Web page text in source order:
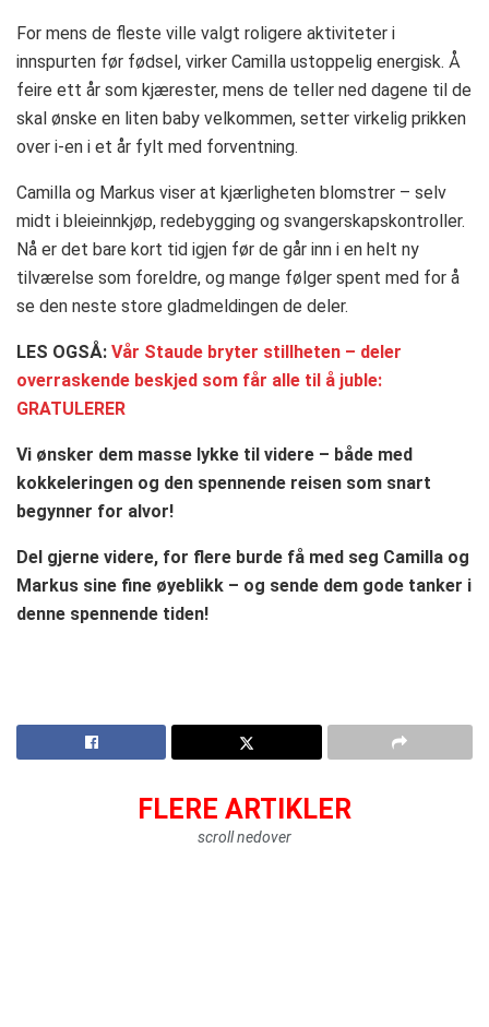
For mens de fleste ville valgt roligere aktiviteter i
innspurten før fødsel, virker Camilla ustoppelig energisk. Å
feire ett år som kjærester, mens de teller ned dagene til de
skal ønske en liten baby velkommen, setter virkelig prikken
over i-en i et år fylt med forventning.
Camilla og Markus viser at kjærligheten blomstrer – selv
midt i bleieinnkjøp, redebygging og svangerskapskontroller.
Nå er det bare kort tid igjen før de går inn i en helt ny
tilværelse som foreldre, og mange følger spent med for å
se den neste store gladmeldingen de deler.
LES OGSÅ: Vår Staude bryter stillheten – deler
overraskende beskjed som får alle til å juble:
GRATULERER
Vi ønsker dem masse lykke til videre – både med
kokkeleringen og den spennende reisen som snart
begynner for alvor!
Del gjerne videre, for flere burde få med seg Camilla og
Markus sine fine øyeblikk – og sende dem gode tanker i
denne spennende tiden!
FLERE ARTIKLER
scroll nedover